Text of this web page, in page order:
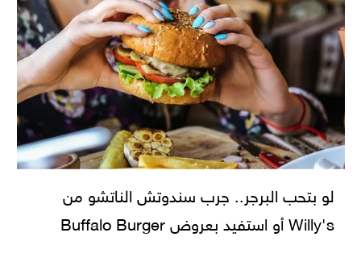
لو بتحب البرجر.. جرب سندوتش الناتشو من
Willy's أو استفيد بعروض Buffalo Burger